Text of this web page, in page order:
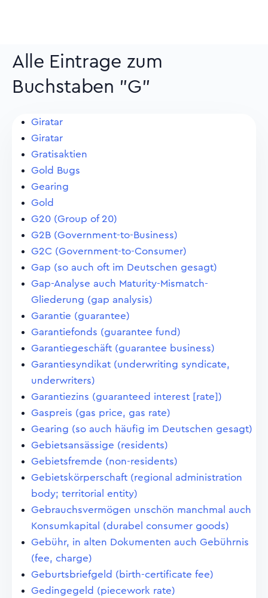
Alle Eintrage zum
Buchstaben "G"
Giratar
Giratar
Gratisaktien
Gold Bugs
Gearing
Gold
G20 (Group of 20)
G2B (Government-to-Business)
G2C (Government-to-Consumer)
Gap (so auch oft im Deutschen gesagt)
Gap-Analyse auch Maturity-Mismatch-
Gliederung (gap analysis)
Garantie (guarantee)
Garantiefonds (guarantee fund)
Garantiegeschäft (guarantee business)
Garantiesyndikat (underwriting syndicate,
underwriters)
Garantiezins (guaranteed interest [rate])
Gaspreis (gas price, gas rate)
Gearing (so auch häufig im Deutschen gesagt)
Gebietsansässige (residents)
Gebietsfremde (non-residents)
Gebietskörperschaft (regional administration
body; territorial entity)
Gebrauchsvermögen unschön manchmal auch
Konsumkapital (durabel consumer goods)
Gebühr, in alten Dokumenten auch Gebührnis
(fee, charge)
Geburtsbriefgeld (birth-certificate fee)
Gedingegeld (piecework rate)